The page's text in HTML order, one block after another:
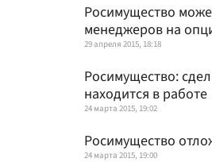
Росимущество
менеджеров на
29 апреля 2015, 18:18
Росимущество:
находится в работе
24 марта 2015, 19:02
Росимущество
24 марта 2015, 19:00